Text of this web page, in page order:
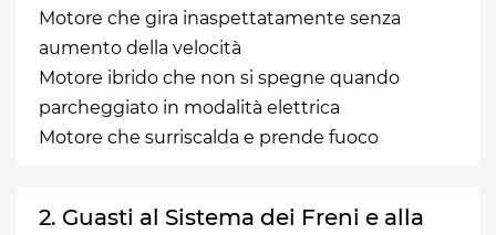
Motore che gira inaspettatamente senza
aumento della velocità
Motore ibrido che non si spegne quando
parcheggiato in modalità elettrica
Motore che surriscalda e prende fuoco
2. Guasti al Sistema dei Freni e alla